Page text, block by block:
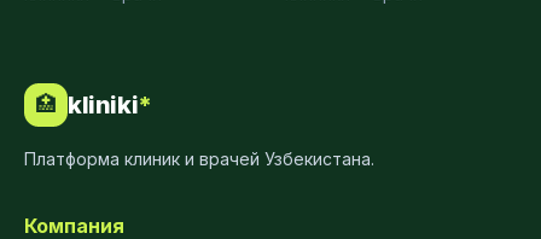
🏥 kliniki*
Платформа клиник и врачей Узбекистана.
Компания